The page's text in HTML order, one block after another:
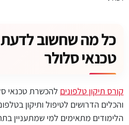
כל מה שחשוב
טכנאי סלולר
קורס תיקון טלפונים להכשרת טכנאי
והכלים הדרושים לטיפול ותיקון
הלימודים מתאימים למי שמתעניין